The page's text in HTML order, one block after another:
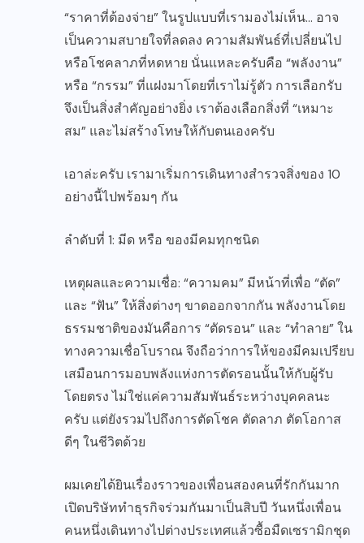
“ราคาที่ต้องจ่าย” ในรูปแบบที่เรามองไม่เห็น… อาจ
เป็นความสบายใจที่ลดลง ความสัมพันธ์ที่เปลี่ยนไป
หรือโชคลาภที่หดหาย นั่นแหละครับคือ “พลังงาน”
หรือ “กรรม” ที่แฝงมาโดยที่เราไม่รู้ตัว การเลือกรับ
จึงเป็นสิ่งสำคัญอย่างยิ่ง เราต้องเลือกสิ่งที่ “เหมาะ
สม” และไม่สร้างโทษให้กับตนเองครับ
เอาล่ะครับ เรามาเริ่มการเดินทางสำรวจสิ่งของ 10
อย่างนี้ไปพร้อมๆ กัน
ลำดับที่ 1: มีด หรือ ของมีคมทุกชนิด
เหตุผลและความเชื่อ: “ความคม” มีหน้าที่เพื่อ “ตัด”
และ “ฟัน” ให้สิ่งต่างๆ ขาดออกจากกัน พลังงานโดย
ธรรมชาติของมันคือการ “ตัดรอน” และ “ทำลาย” ใน
ทางความเชื่อโบราณ จึงถือว่าการให้ของมีคมเปรียบ
เสมือนการมอบพลังแห่งการตัดรอนนั้นให้กับผู้รับ
โดยตรง ไม่ใช่แค่ความสัมพันธ์ระหว่างบุคคลนะ
ครับ แต่ยังรวมไปถึงการตัดโชค ตัดลาภ ตัดโอกาส
ดีๆ ในชีวิตด้วย
ผมเคยได้ยินเรื่องราวของเพื่อนสองคนที่รักกันมาก
เปิดบริษัททำธุรกิจร่วมกันมาเป็นสิบปี วันหนึ่งเพื่อน
คนหนึ่งเดินทางไปต่างประเทศแล้วซื้อมืดเซรามิกชุด